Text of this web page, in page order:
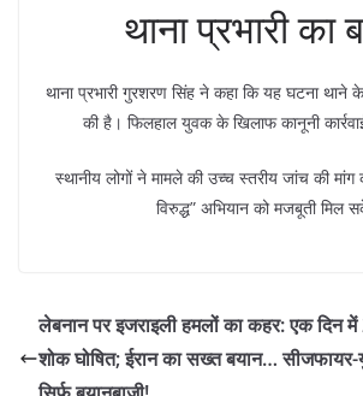
थाना प्रभारी का
थाना प्रभारी गुरशरण सिंह ने कहा कि यह घटना थाने
की है। फिलहाल युवक के खिलाफ कानूनी
स्थानीय लोगों ने मामले की उच्च स्तरीय जांच की मांग
विरुद्ध” अभियान को मजबूती मिल
लेबनान पर इजराइली हमलों का कहर: एक दिन में
शोक घोषित; ईरान का सख्त बयान…